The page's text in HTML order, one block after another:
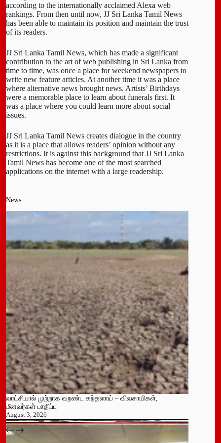
according to the internationally acclaimed Alexa web
rankings. From then until now, JJ Sri Lanka Tamil News
has been able to maintain its position and maintain the trust
of its readers.
JJ Sri Lanka Tamil News, which has made a significant
contribution to the art of web publishing in Sri Lanka from
time to time, was once a place for weekend newspapers to
write new feature articles. At another time it was a place
where alternative news brought news. Artists’ Birthdays
were a memorable place to learn about funerals first. It
was a place where you could learn more about social
issues.
JJ Sri Lanka Tamil News creates dialogue in the country
as it is a place that allows readers’ opinion without any
restrictions. It is against this background that JJ Sri Lanka
Tamil News has become one of the most searched
applications on the internet with a large readership.
News
வரட்சியால் முற்றாக வறண்ட கந்தளாய் – விவசாயிகள்,
மீனவர்கள் பாதிப்பு
August 3, 2026
பதுளை மாநகர சபையின் NPP உறுப்பினர் திடீர் ராஜினாமா!
July 14, 2026